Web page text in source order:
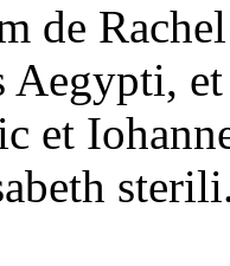
de
et
et